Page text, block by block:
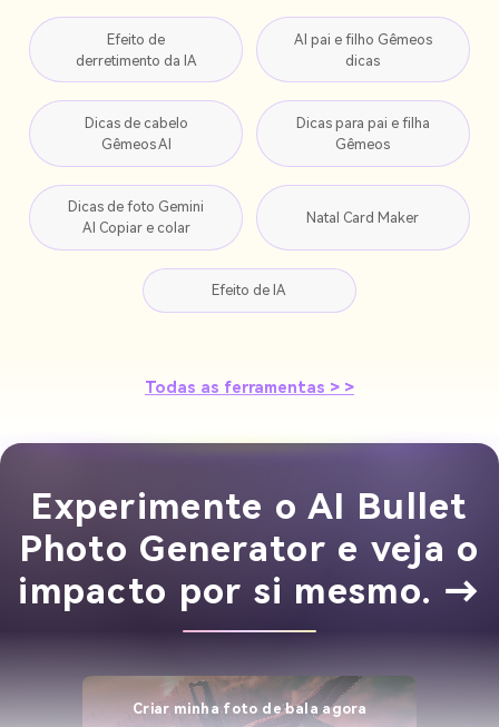
Efeito de
derretimento da IA
AI pai e filho Gêmeos
dicas
Dicas de cabelo
Gêmeos AI
Dicas para pai e filha
Gêmeos
Dicas de foto Gemini
AI Copiar e colar
Natal Card Maker
Efeito de IA
Todas as ferramentas > >
Experimente o AI Bullet
Photo Generator e veja o
impacto por si mesmo. →
Criar minha foto de bala agora